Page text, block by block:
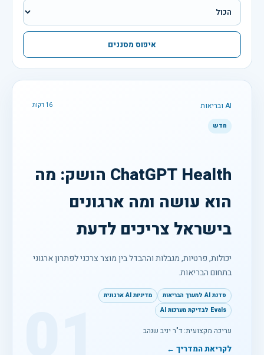
איפוס מסננים
AI ובריאות 16 דקות
חדש
ChatGPT Health הושק: מה
הוא עושה ומה ארגונים
בישראל צריכים לדעת
יכולות, פרטיות, מגבלות וההבדל בין מוצר צרכני לפתרון ארגוני
בתחום הבריאות.
סדנת AI למערך הבריאות
מדיניות AI ארגונית
Evals לבדיקת מערכות AI
עריכה מקצועית: ד"ר יניב שנהב
לקריאת המדריך ←